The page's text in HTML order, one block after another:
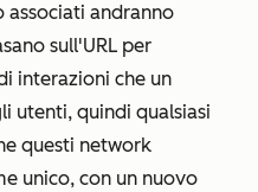
associati andranno
sull'URL per
interazioni che un
utenti, quindi qualsiasi
questi network
unico, con un nuovo